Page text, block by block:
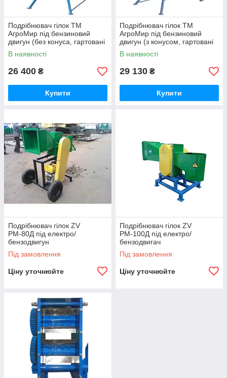
Подрібнювач гілок ТМ
АгроМир під бензиновий
двигун (без конуса, гартовані
ножі) КРАЩЕННА
КОНСТРУКЦІЯ!
В наявності
26 400 ₴
Купити
Подрібнювач гілок ТМ
АгроМир під бензиновий
двигун (з конусом, гартовані
ножі) КРАЩЕННА
КОНСТРУКЦІЯ!
В наявності
29 130 ₴
Купити
Подрібнювач гілок ZV
РМ-80Д під електро/
бензодвигун
Під замовлення
Ціну уточнюйте
Подрібнювач гілок ZV
РМ-100Д під електро/
бензодвигач
Під замовлення
Ціну уточнюйте